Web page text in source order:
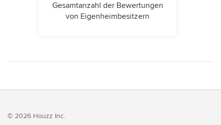
Gesamtanzahl der Bewertungen
von Eigenheimbesitzern
© 2026 Houzz Inc.